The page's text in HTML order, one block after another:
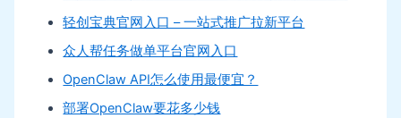
轻创宝典官网入口 – 一站式推广拉新平台
众人帮任务做单平台官网入口
OpenClaw API怎么使用最便宜？
部署OpenClaw要花多少钱